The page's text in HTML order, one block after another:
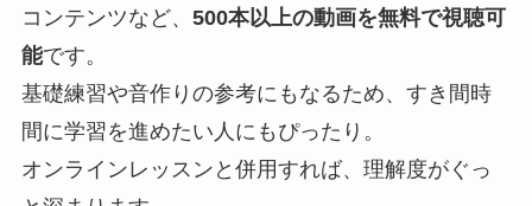
コンテンツなど、 500本以上の動画を無料で視聴可
能です。
基礎練習や音作りの参考にもなるため、すき間時
間に学習を進めたい人にもぴったり。
オンラインレッスンと併用すれば、理解度がぐっ